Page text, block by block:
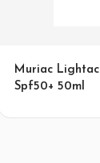
Muriac
Spf50+ 50ml